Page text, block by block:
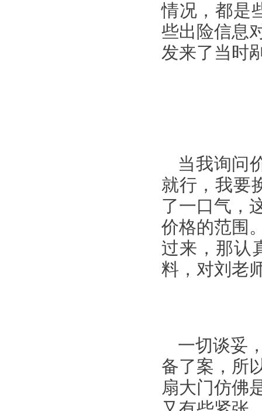
情况，都是
些出险信息
发来了当时
当我询问
就行，我要
了一口气，
价格的范围
过来，那认
料，对刘老
一切谈妥
备了案，所
扇大门仿佛